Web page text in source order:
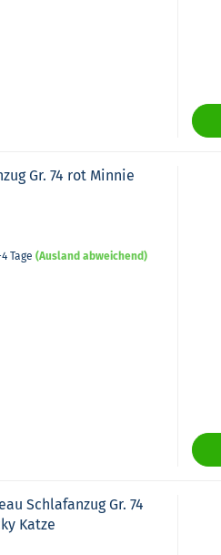
Gr. 74 rot Min­nie
Tage (Ausland abweichend)
Schlaf­an­zug Gr. 74
Katze